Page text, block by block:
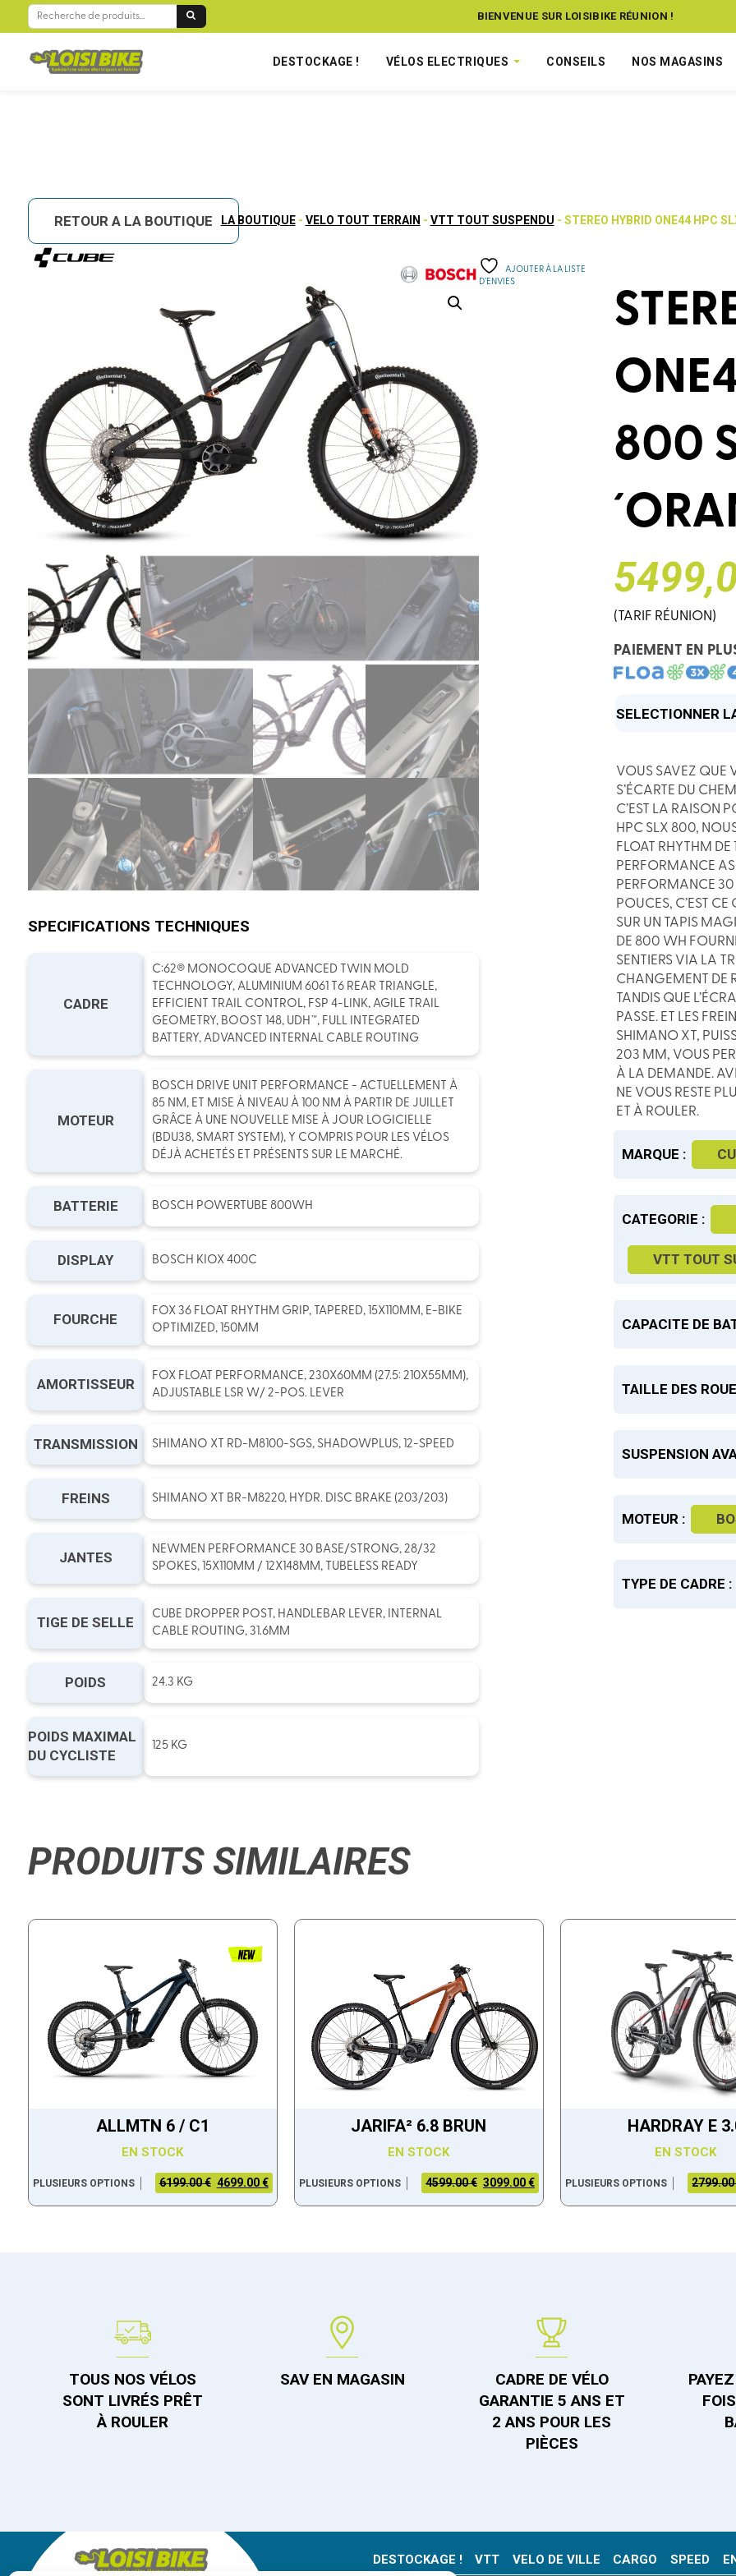
RECHERCHE
BIENVENUE SUR LOISIBIKE RÉUNION ! BIENVENUE SUR LOISIBIKE RÉUNION !
DESTOCKAGE ! VÉLOS ELECTRIQUES CONSEILS NOS MAGASINS
LA BOUTIQUE - VELO TOUT TERRAIN - VTT TOUT SUSPENDU - STEREO HYBRID ONE44 HPC
RETOUR A LA BOUTIQUE
SPECIFICATIONS TECHNIQUES
CADRE
C:62® MONOCOQUE ADVANCED TWIN MOLD
TECHNOLOGY, ALUMINIUM 6061 T6 REAR TRIANGLE,
EFFICIENT TRAIL CONTROL, FSP 4-LINK, AGILE TRAIL
GEOMETRY, BOOST 148, UDH™, FULL INTEGRATED
BATTERY, ADVANCED INTERNAL CABLE ROUTING
MOTEUR
BOSCH DRIVE UNIT PERFORMANCE - ACTUELLEMENT À
85 NM, ET MISE À NIVEAU À 100 NM À PARTIR DE JUILLET
GRÂCE À UNE NOUVELLE MISE À JOUR LOGICIELLE
(BDU38, SMART SYSTEM), Y COMPRIS POUR LES VÉLOS
DÉJÀ ACHETÉS ET PRÉSENTS SUR LE MARCHÉ.
BATTERIE BOSCH POWERTUBE 800WH
DISPLAY BOSCH KIOX 400C
FOURCHE
FOX 36 FLOAT RHYTHM GRIP, TAPERED, 15X110MM, E-BIKE
OPTIMIZED, 150MM
AMORTISSEUR
FOX FLOAT PERFORMANCE, 230X60MM (27.5: 210X55MM),
ADJUSTABLE LSR W/ 2-POS. LEVER
TRANSMISSION SHIMANO XT RD-M8100-SGS, SHADOWPLUS, 12-SPEED
FREINS SHIMANO XT BR-M8220, HYDR. DISC BRAKE (203/203)
JANTES
NEWMEN PERFORMANCE 30 BASE/STRONG, 28/32
SPOKES, 15X110MM / 12X148MM, TUBELESS READY
TIGE DE SELLE
CUBE DROPPER POST, HANDLEBAR LEVER, INTERNAL
CABLE ROUTING, 31.6MM
POIDS 24.3 KG
POIDS MAXIMAL
DU CYCLISTE
125 KG
AJOUTER À LA LISTE
D’ENVIES
800
(TARIF RÉUNION)
PAIEMENT EN
VOUS SAVEZ QUE
S’ÉCARTE DU
C’EST LA RAISON
HPC SLX 800,
FLOAT RHYTHM
PERFORMANCE
PERFORMANCE 30
POUCES, C’EST
SUR UN TAPIS
DE 800 WH
SENTIERS VIA LA
CHANGEMENT DE
TANDIS QUE
PASSE. ET LES
SHIMANO XT,
203 MM, VOUS
À LA DEMANDE.
NE VOUS RESTE
ET À ROULER.
MARQUE :
CATEGORIE :
VTT TOUT
CAPACITE DE
TAILLE DES
SUSPENSION
MOTEUR :
TYPE DE CADRE :
PRODUITS SIMILAIRES
ALLMTN 6 / C1
EN STOCK
PLUSIEURS OPTIONS 6199.00 € 4699.00 €
JARIFA² 6.8 BRUN
EN STOCK
PLUSIEURS OPTIONS 4599.00 € 3099.00 €
HARDRAY E
EN STOCK
PLUSIEURS OPTIONS 2799.00
TOUS NOS VÉLOS
SONT LIVRÉS PRÊT
À ROULER
SAV EN MAGASIN
CADRE DE VÉLO
GARANTIE 5 ANS ET
2 ANS POUR LES
PIÈCES
DESTOCKAGE ! VTT VELO DE VILLE CARGO SPEED